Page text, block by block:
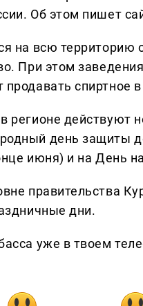
Об этом пишет
на всю территорию
При этом
спиртное
регионе действуют
день защиты
июня) и на День
правительства
дни.
уже в твоем